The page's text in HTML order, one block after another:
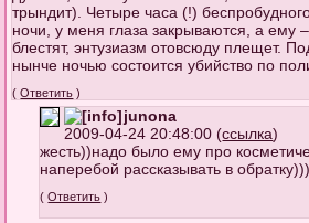
трындит). Четыре часа (!)
ночи, у меня глаза закрываются, а ему
блестят, энтузиазм отовсюду плещет.
нынче ночью состоится убийство по
(Ответить )
junona
2009-04-24 20:48:00 (ссылка)
жесть))надо было ему про
наперебой рассказывать в
(Ответить )